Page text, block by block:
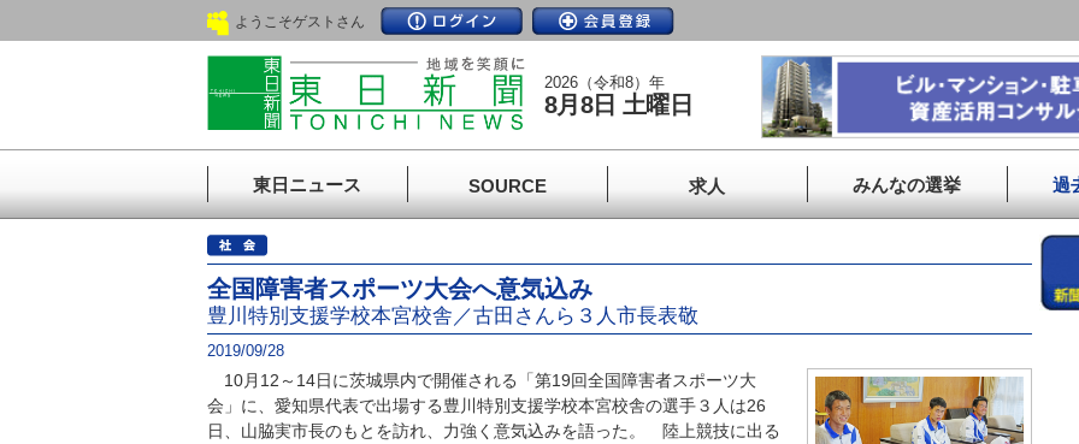
ようこそゲストさん
2026（令和8）年
8月8日 土曜日
東日ニュース SOURCE 求人 みんなの選挙 過
全国障害者スポーツ大会へ意気込み
豊川特別支援学校本宮校舎／古田さんら３人市長表敬
2019/09/28
10月12～14日に茨城県内で開催される「第19回全国障害者スポーツ大
会」に、愛知県代表で出場する豊川特別支援学校本宮校舎の選手３人は26
日、山脇実市長のもとを訪れ、力強く意気込みを語った。 陸上競技に出る